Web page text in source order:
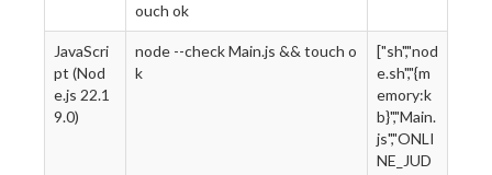
ouch ok
JavaScri
pt (Nod
e.js 22.1
9.0)
node --check Main.js && touch o
k
["sh","nod
e.sh","{m
emory:k
b}","Main.
js","ONLI
NE_JUD